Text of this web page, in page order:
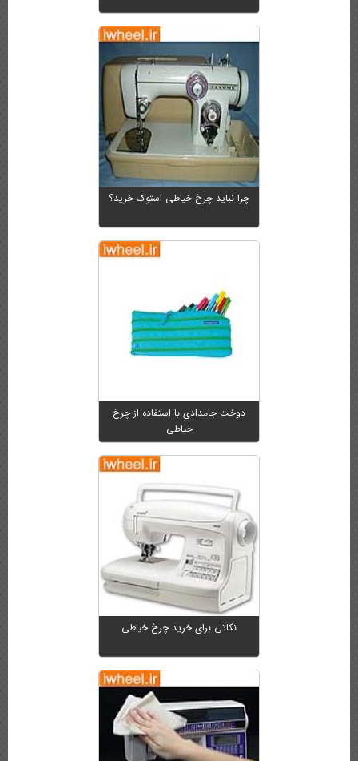
چرا نباید چرخ خیاطی استوک خرید؟
دوخت جامدادی با استفاده از چرخ
خیاطی
نکاتی برای خرید چرخ خیاطی